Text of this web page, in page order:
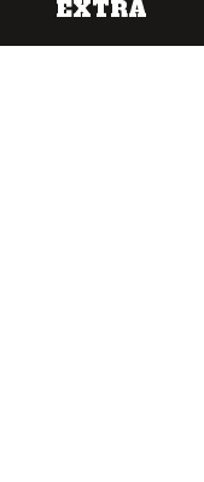
EXTRA